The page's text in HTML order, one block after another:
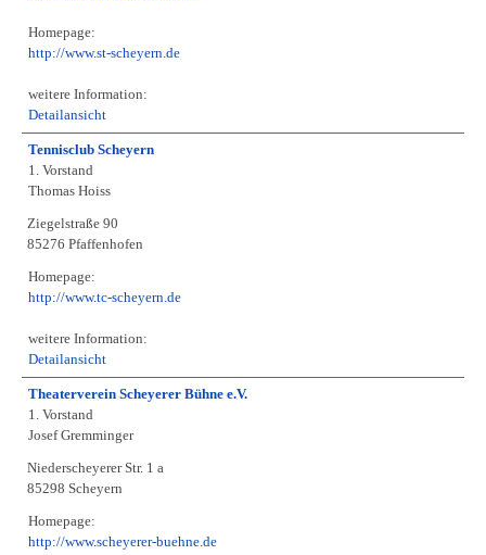
Homepage:
http://www.st-scheyern.de
weitere Information:
Detailansicht
Tennisclub Scheyern
1. Vorstand
Thomas Hoiss
Ziegelstraße 90
85276 Pfaffenhofen
Homepage:
http://www.tc-scheyern.de
weitere Information:
Detailansicht
Theaterverein Scheyerer Bühne e.V.
1. Vorstand
Josef Gremminger
Niederscheyerer Str. 1 a
85298 Scheyern
Homepage:
http://www.scheyerer-buehne.de